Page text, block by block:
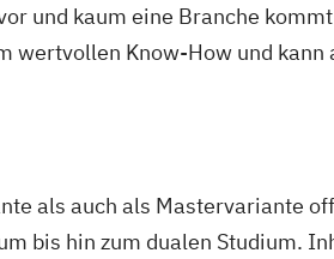
und kaum eine Branche
Know-How und kann
als auch als Mastervariante
bis hin zum dualen Studium.